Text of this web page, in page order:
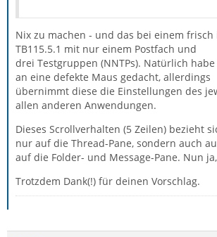
Nix zu machen - und das bei einem
TB115.5.1 mit nur einem Postfach und
drei Testgruppen (NNTPs). Natürlich
an eine defekte Maus gedacht, allerdings
übernimmt diese die Einstellungen des
allen anderen Anwendungen.
Dieses Scrollverhalten (5 Zeilen) bezieht
nur auf die Thread-Pane, sondern auch
auf die Folder- und Message-Pane. Nun
Trotzdem Dank(!) für deinen Vorschlag.